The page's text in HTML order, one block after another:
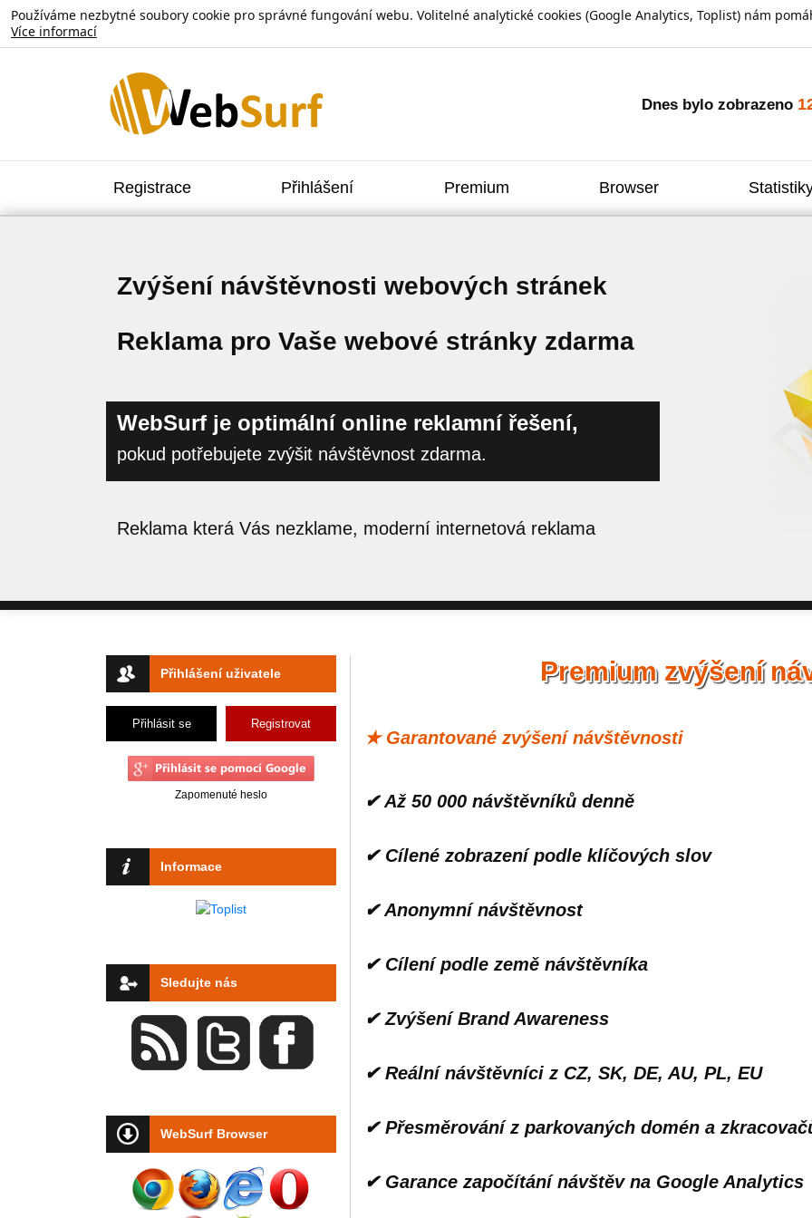
Používáme nezbytné soubory cookie pro správné fungování webu. Volitelné analytické cookies (Google Analytics, Toplist) nám
Více informací
Dnes bylo zobrazeno
Registrace Přihlášení Premium Browser
Zvýšení návštěvnosti webových stránek
Reklama pro Vaše webové stránky zdarma
WebSurf je optimální online reklamní řešení,
pokud potřebujete zvýšit návštěvnost zdarma.
Reklama která Vás nezklame, moderní internetová reklama
Přihlášení uživatele
Přihlásit se Registrovat
Zapomenuté heslo
Informace
Sledujte nás
WebSurf Browser
Premium zvýšení
★ Garantované zvýšení návštěvnosti
✔ Až 50 000 návštěvníků denně
✔ Cílené zobrazení podle klíčových slov
✔ Anonymní návštěvnost
✔ Cílení podle země návštěvníka
✔ Zvýšení Brand Awareness
✔ Reální návštěvníci z CZ, SK, DE, AU, PL, EU
✔ Přesměrování z parkovaných domén a
✔ Garance započítání návštěv na Google Analytics